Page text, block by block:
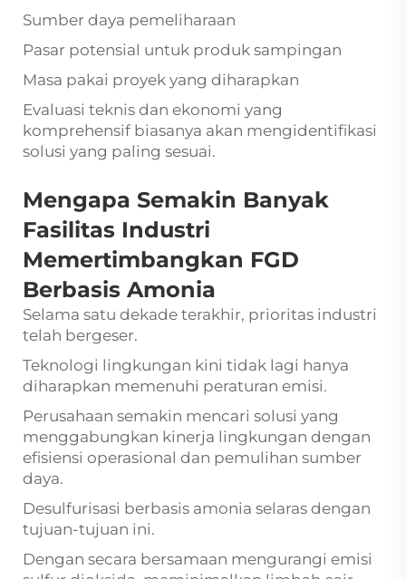
Sumber daya pemeliharaan
Pasar potensial untuk produk sampingan
Masa pakai proyek yang diharapkan
Evaluasi teknis dan ekonomi yang
komprehensif biasanya akan mengidentifikasi
solusi yang paling sesuai.
Mengapa Semakin Banyak
Fasilitas Industri
Memertimbangkan FGD
Berbasis Amonia
Selama satu dekade terakhir, prioritas industri
telah bergeser.
Teknologi lingkungan kini tidak lagi hanya
diharapkan memenuhi peraturan emisi.
Perusahaan semakin mencari solusi yang
menggabungkan kinerja lingkungan dengan
efisiensi operasional dan pemulihan sumber
daya.
Desulfurisasi berbasis amonia selaras dengan
tujuan-tujuan ini.
Dengan secara bersamaan mengurangi emisi